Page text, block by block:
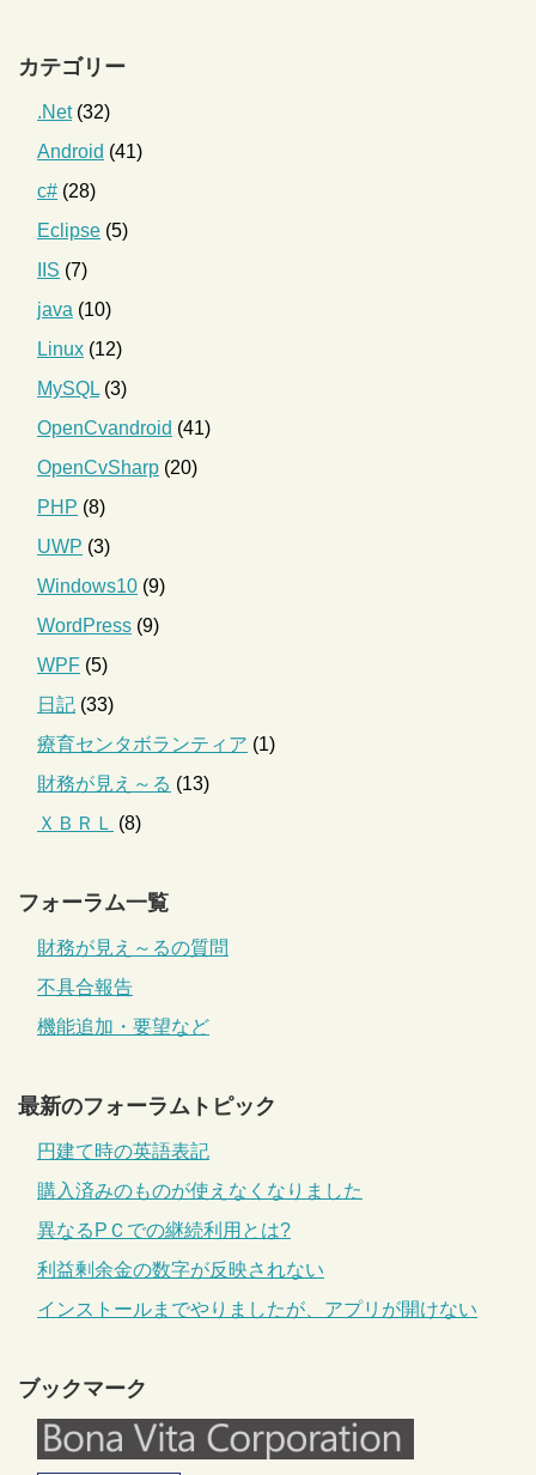
カテゴリー
.Net(32)
Android (41)
c# (28)
Eclipse (5)
IIS (7)
java (10)
Linux (12)
MySQL (3)
OpenCvandroid (41)
OpenCvSharp (20)
PHP (8)
UWP (3)
Windows10 (9)
WordPress (9)
WPF (5)
日記 (33)
療育センタボランティア (1)
財務が見え～る (13)
ＸＢＲＬ (8)
フォーラム一覧
財務が見え～るの質問
不具合報告
機能追加・要望など
最新のフォーラムトピック
円建て時の英語表記
購入済みのものが使えなくなりました
異なるPＣでの継続利用とは?
利益剰余金の数字が反映されない
インストールまでやりましたが、アプリが開けない
ブックマーク